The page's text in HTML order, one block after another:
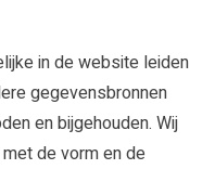
in de website leiden
gegevensbronnen
en bijgehouden. Wij
de vorm en de